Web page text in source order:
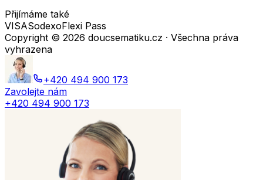
Přijímáme také
VISASodexoFlexi Pass
Copyright © 2026 doucsematiku.cz · Všechna práva
vyhrazena
+420 494 900 173
Zavolejte nám
+420 494 900 173